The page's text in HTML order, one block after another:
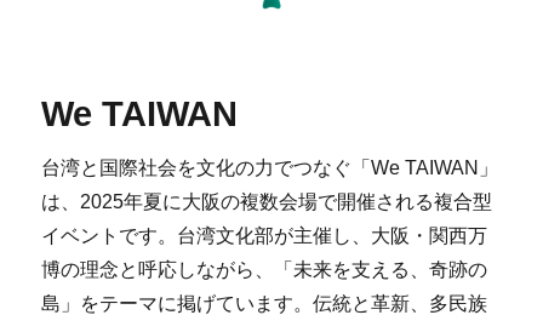
We TAIWAN
台湾と国際社会を文化の力でつなぐ「We TAIWAN」
は、2025年夏に大阪の複数会場で開催される複合型
イベントです。台湾文化部が主催し、大阪・関西万
博の理念と呼応しながら、「未来を支える、奇跡の
島」をテーマに掲げています。伝統と革新、多民族